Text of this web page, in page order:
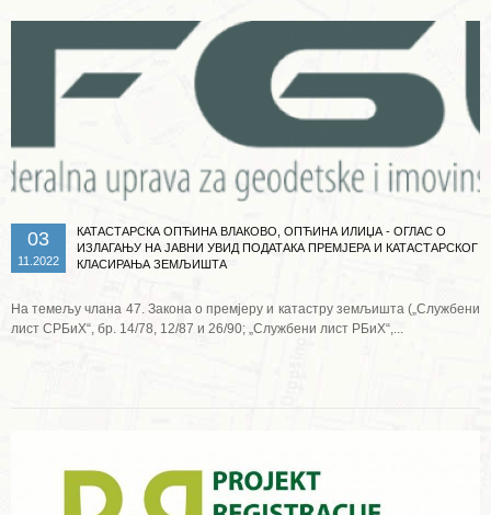
03
11.2022
КАТАСТАРСКА ОПЋИНА ВЛАКОВО, ОПЋИНА ИЛИЏА - ОГЛАС О
ИЗЛАГАЊУ НА ЈАВНИ УВИД ПОДАТАКА ПРЕМЈЕРА И КАТАСТАРСКОГ
КЛАСИРАЊА ЗЕМЉИШТА
На темељу члана 47. Закона о премјеру и катастру земљишта („Службени
лист СРБиХ“, бр. 14/78, 12/87 и 26/90; „Службени лист РБиХ“,...